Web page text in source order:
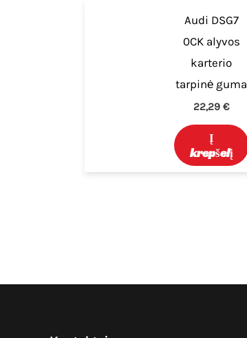
Audi DSG7
0CK alyvos
karterio
tarpinė guma
22,29€
Į
krepšelį